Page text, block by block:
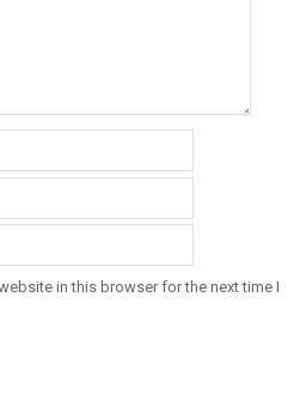
in this browser for the next time I